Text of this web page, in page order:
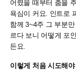
어렸을 때부터 춤을
욕심이 커요. 인트로
함께 3~4주 그 부분
르다 보니 어떻게 포
든요.
이렇게 처음 시도해